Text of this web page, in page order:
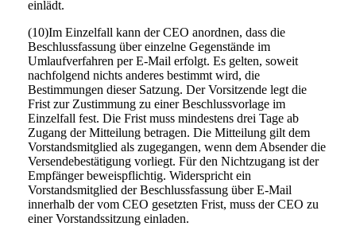
einlädt.
(10)Im Einzelfall kann der CEO anordnen, dass die
Beschlussfassung über einzelne Gegenstände im
Umlaufverfahren per E-Mail erfolgt. Es gelten, soweit
nachfolgend nichts anderes bestimmt wird, die
Bestimmungen dieser Satzung. Der Vorsitzende legt die
Frist zur Zustimmung zu einer Beschlussvorlage im
Einzelfall fest. Die Frist muss mindestens drei Tage ab
Zugang der Mitteilung betragen. Die Mitteilung gilt dem
Vorstandsmitglied als zugegangen, wenn dem Absender die
Versendebestätigung vorliegt. Für den Nichtzugang ist der
Empfänger beweispflichtig. Widerspricht ein
Vorstandsmitglied der Beschlussfassung über E-Mail
innerhalb der vom CEO gesetzten Frist, muss der CEO zu
einer Vorstandssitzung einladen.